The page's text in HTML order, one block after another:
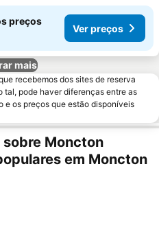
preços
Ver preços
mais
recebemos dos sites de reserva
tal, pode haver diferenças entre as
e os preços que estão disponíveis
Moncton
em Moncton